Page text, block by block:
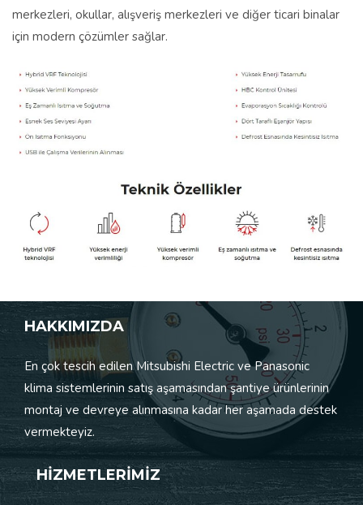
merkezleri, okullar, alışveriş merkezleri ve diğer ticari binalar
için modern çözümler sağlar.
HAKKIMIZDA
En çok tescih edilen Mitsubishi Electric ve Panasonic
klima sistemlerinin satış aşamasından şantiye ürünlerinin
montaj ve devreye alınmasına kadar her aşamada destek
vermekteyiz.
HİZMETLERİMİZ